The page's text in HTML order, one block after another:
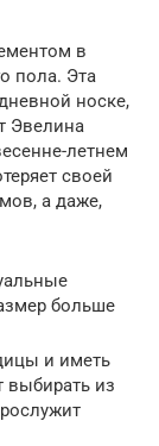
в
пола. Эта
носке,
Эвелина
летнем
своей
а даже,
больше
и иметь
из